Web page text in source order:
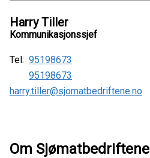
Harry Tiller
Kommunikasjonssjef
Tel: 95198673
95198673
harry.tiller@sjomatbedriftene.no
Om Sjømatbedriftene